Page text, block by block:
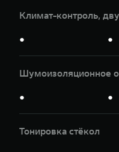
Климат-контроль,
● ●
Шумоизоляционное
● ●
Тонировка стёкол